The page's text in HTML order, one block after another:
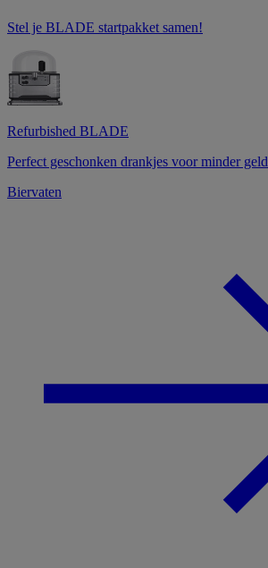
Stel je BLADE startpakket samen!
Refurbished BLADE
Perfect geschonken drankjes voor minder geld
Biervaten